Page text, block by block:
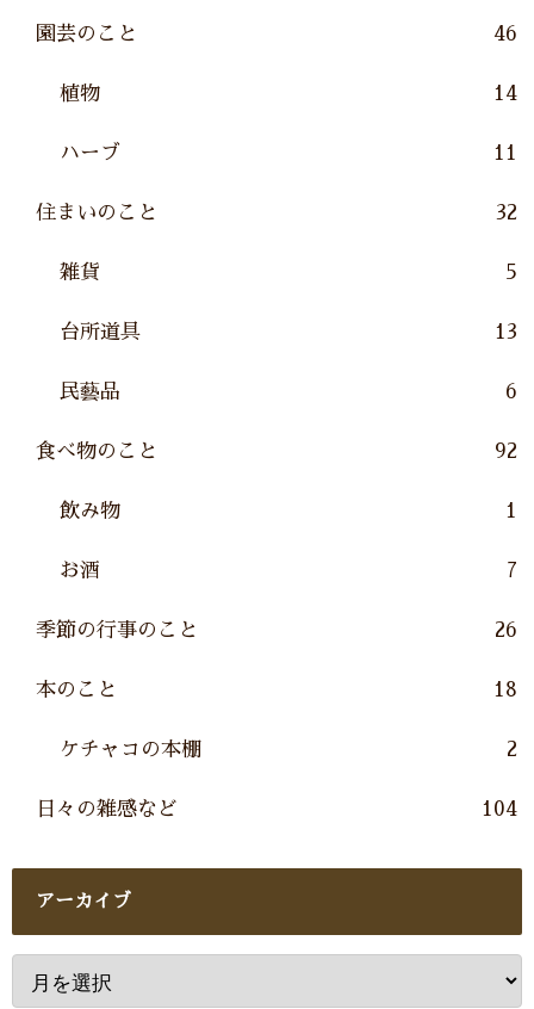
園芸のこと 46
植物 14
ハーブ 11
住まいのこと 32
雑貨 5
台所道具 13
民藝品 6
食べ物のこと 92
飲み物 1
お酒 7
季節の行事のこと 26
本のこと 18
ケチャコの本棚 2
日々の雑感など 104
アーカイブ